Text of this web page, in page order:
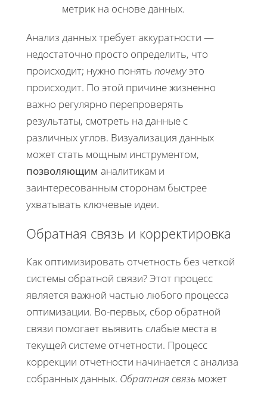
метрик на основе данных.
Анализ данных требует аккуратности —
недостаточно просто определить, что
происходит; нужно понять почемуэто
происходит. По этой причине жизненно
важно регулярно перепроверять
результаты, смотреть на данные с
различных углов. Визуализация данных
может стать мощным инструментом,
позволяющим аналитикам и
заинтересованным сторонам быстрее
ухватывать ключевые идеи.
Обратная связь и корректировка
Как оптимизировать отчетность без четкой
системы обратной связи? Этот процесс
является важной частью любого процесса
оптимизации. Во-первых, сбор обратной
связи помогает выявить слабые места в
текущей системе отчетности. Процесс
коррекции отчетности начинается с анализа
собранных данных. Обратная связь может